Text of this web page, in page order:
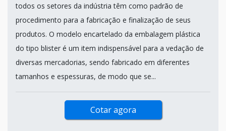
todos os setores da indústria têm como padrão de
procedimento para a fabricação e finalização de seus
produtos. O modelo encartelado da embalagem plástica
do tipo blister é um item indispensável para a vedação de
diversas mercadorias, sendo fabricado em diferentes
tamanhos e espessuras, de modo que se...
Cotar agora